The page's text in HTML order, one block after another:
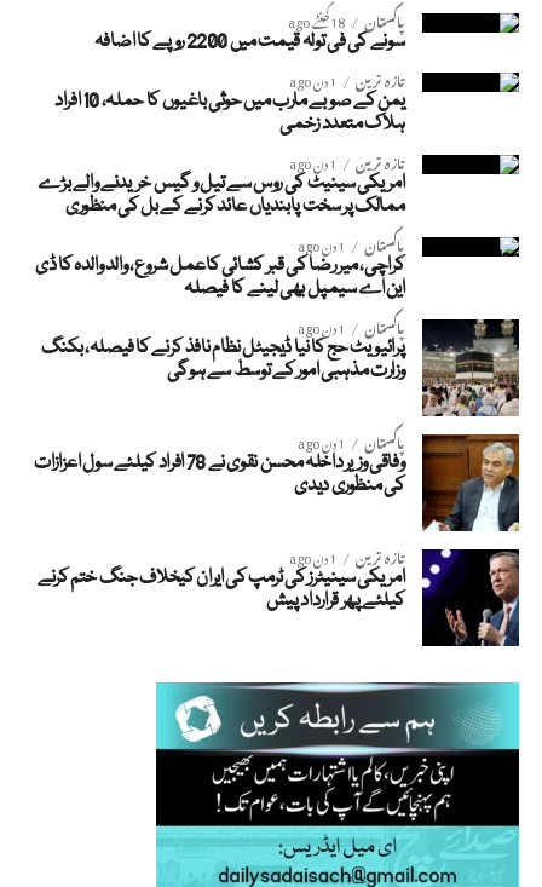
پاکستان 18 گھنٹے ago
سونے کی فی تولہ قیمت میں 2200 روپے کا اضافہ
تازہ ترین 1 دن ago
یمن کے صوبے مارب میں حوثی باغیوں کا حملہ، 10 افراد
ہلاک متعدد زخمی
تازہ ترین 1 دن ago
امریکی سینیٹ کی روس سے تیل و گیس خریدنے والے بڑے
ممالک پر سخت پابندیاں عائد کرنے کے بل کی منظوری
پاکستان 1 دن ago
کراچی، میر رضا کی قبر کشائی کاعمل شروع، والد والدہ کا ڈی
این اے سیمپل بھی لینے کا فیصلہ
پاکستان 1 دن ago
پرائیویٹ حج کا نیا ڈیجیٹل نظام نافذ کرنے کا فیصلہ، بکنگ
وزارت مذہبی امور کے توسط سے ہوگی
پاکستان 1 دن ago
وفاقی وزیر داخلہ محسن نقوی نے 78 افراد کیلئے سول اعزازات
کی منظوری دیدی
تازہ ترین 1 دن ago
امریکی سینیٹرز کی ٹرمپ کی ایران کیخلاف جنگ ختم کرنے
کیلئے پھر قرارداد پیش